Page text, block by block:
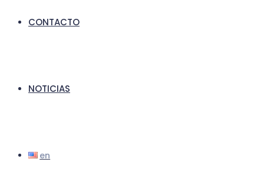
CONTACTO
NOTICIAS